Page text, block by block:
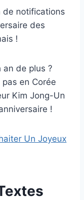
de notifications
des
!
an de plus ?
en Corée
Kim Jong-Un
!
Un Joyeux